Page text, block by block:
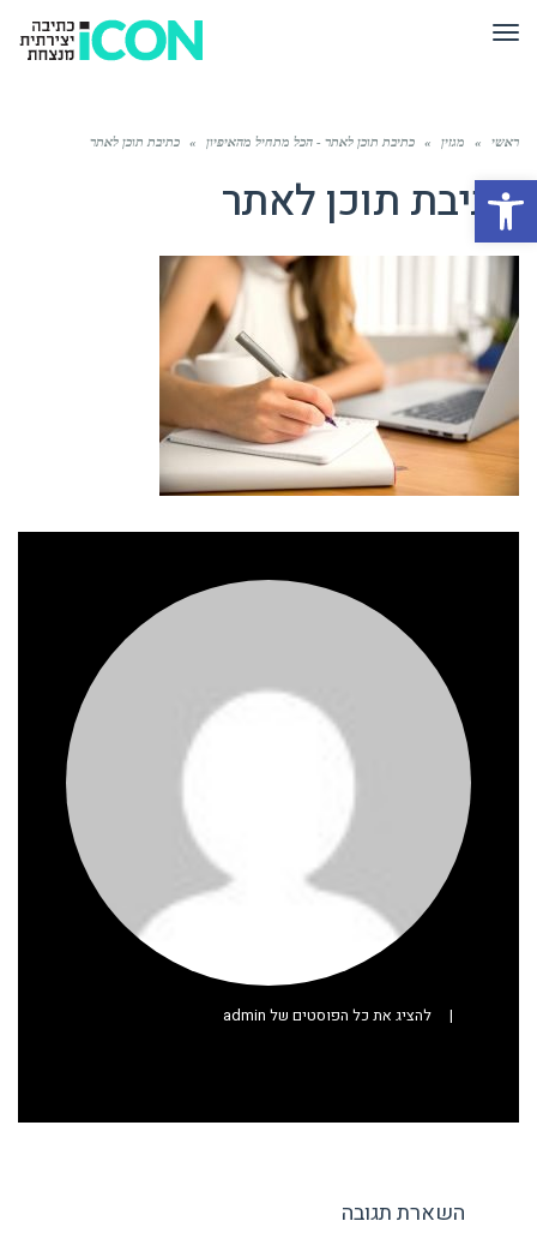
פתח סרגל נגישות
תפריט
ראשי » מגזין » כתיבת תוכן לאתר - הכל מתחיל מהאיפיון » כתיבת תוכן לאתר
כתיבת תוכן לאתר
| להציג את כל הפוסטים של admin
השארת תגובה